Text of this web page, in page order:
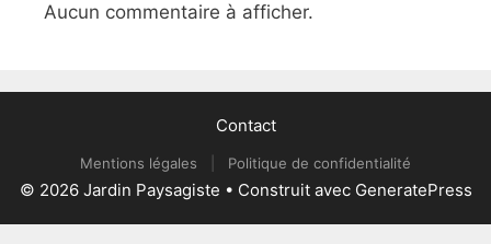
Aucun commentaire à afficher.
Contact
Mentions légales Politique de confidentialité
© 2026 Jardin Paysagiste • Construit avec GeneratePress